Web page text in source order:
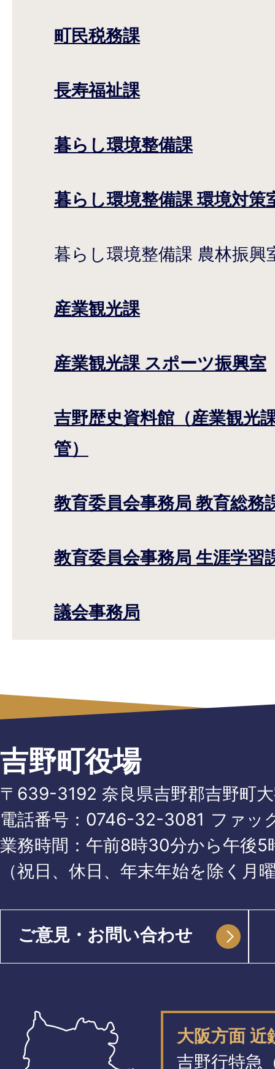
町民税務課
長寿福祉課
暮らし環境整備課
暮らし環境整備課 環境対策
暮らし環境整備課 農林振興
産業観光課
産業観光課 スポーツ振興室
吉野歴史資料館（産業観光
管）
教育委員会事務局 教育総務
教育委員会事務局 生涯学習
議会事務局
吉野町役場
〒639-3192 奈良県吉野郡吉野町
電話番号： 0746-32-3081 ファッ
業務時間：午前8時30分から午後5
（祝日、休日、年末年始を除く月
ご意見・お問い合わせ
大阪方面
吉野行特急